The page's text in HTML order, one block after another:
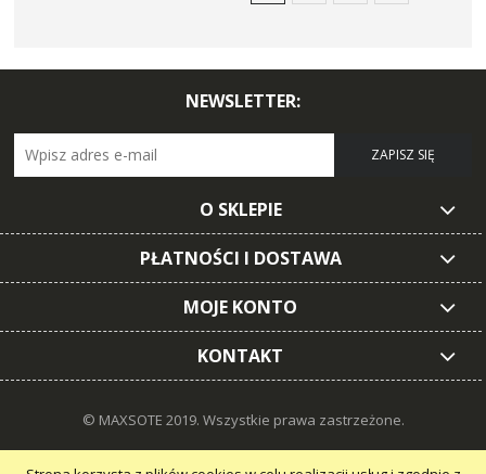
NEWSLETTER:
ZAPISZ SIĘ
O SKLEPIE
PŁATNOŚCI I DOSTAWA
MOJE KONTO
KONTAKT
© MAXSOTE 2019. Wszystkie prawa zastrzeżone.